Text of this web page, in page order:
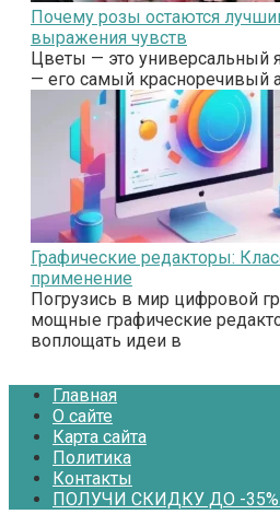
Почему розы остаются
выражения чувств
Цветы — это универсальный
— его самый красноречивый
Графические редакторы:
применение
Погрузись в мир цифровой
мощные графические
воплощать идеи в
Главная
О сайте
Карта сайта
Политика
Контакты
ПОЛУЧИ СКИДКУ ДО -35%.